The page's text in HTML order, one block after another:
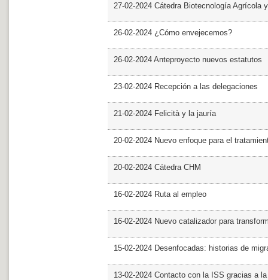
27-02-2024 Cátedra Biotecnología Agrícola
26-02-2024 ¿Cómo envejecemos?
26-02-2024 Anteproyecto nuevos estatutos
23-02-2024 Recepción a las delegaciones
21-02-2024 Felicità y la jauría
20-02-2024 Nuevo enfoque para el
20-02-2024 Cátedra CHM
16-02-2024 Ruta al empleo
16-02-2024 Nuevo catalizador para
15-02-2024 Desenfocadas: historias de
13-02-2024 Contacto con la ISS gracias a